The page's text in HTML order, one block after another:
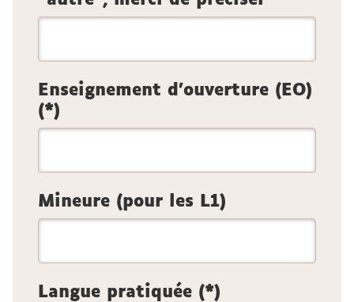
Enseignement d’ouverture (EO)
(*)
Mineure (pour les L1)
Langue pratiquée (*)